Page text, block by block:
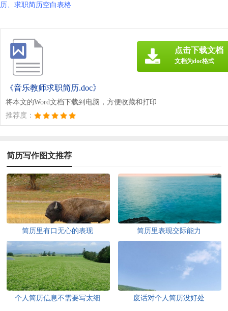
历
求职简历空白表格
《音乐教师求职简历.doc》
将本文的Word文档下载到电脑，方便收藏和打印
推荐度：
点击下载文档
文档为doc格式
简历写作图文推荐
简历里有口无心的表现 简历里表现交际能力
个人简历信息不需要写太细 废话对个人简历没好处